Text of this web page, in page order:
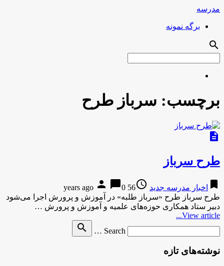
مدرسه
برگه نمونه
search
برچسب: سرباز طرح
description
طرح سرباز
bookmark اخبار مدرسه جدید access_time
56 years ago
person chat_bubble0
طرح سرباز طرح «سرباز طلبه» در آموزش و پرورش اجرا می‌شود
دبیر ستاد همکاری حوزه‌های علمیه و آموزش و پرورش …
View article...
Search …
search
نوشته‌های تازه